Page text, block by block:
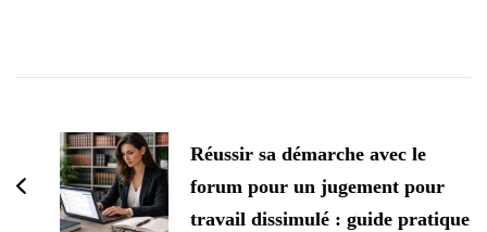
d'article
Réussir sa démarche avec le
forum pour un jugement pour
travail dissimulé : guide pratique